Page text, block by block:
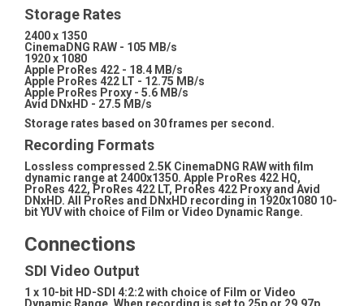
Storage Rates
2400 x 1350
CinemaDNG RAW - 105 MB/s
1920 x 1080
Apple ProRes 422 - 18.4 MB/s
Apple ProRes 422 LT - 12.75 MB/s
Apple ProRes Proxy - 5.6 MB/s
Avid DNxHD - 27.5 MB/s
Storage rates based on 30 frames per second.
Recording Formats
Lossless compressed 2.5K CinemaDNG RAW with film
dynamic range at 2400x1350. Apple ProRes 422 HQ,
ProRes 422, ProRes 422 LT, ProRes 422 Proxy and Avid
DNxHD. All ProRes and DNxHD recording in 1920x1080 10-
bit YUV with choice of Film or Video Dynamic Range.
Connections
SDI Video Output
1 x 10-bit HD-SDI 4:2:2 with choice of Film or Video